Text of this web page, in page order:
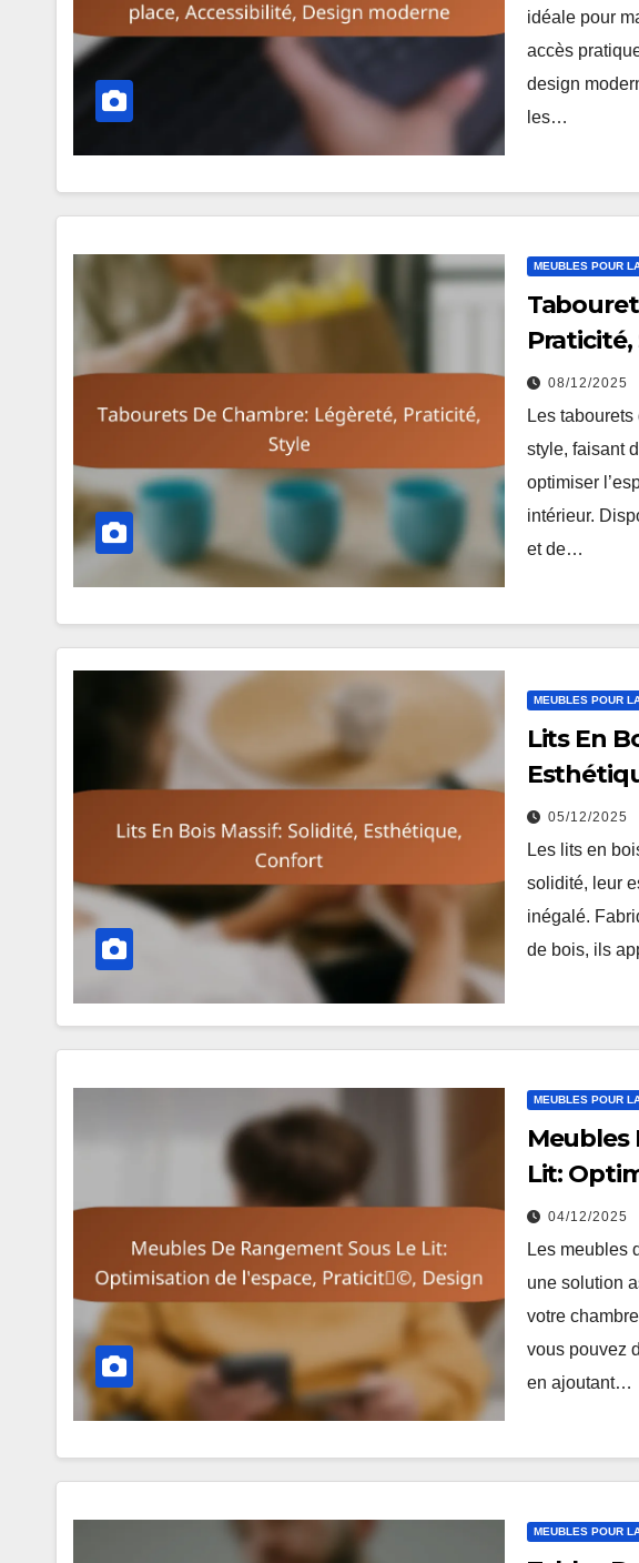
idéale pour
accès
design
les…
MEUBLES POUR
Praticité,
08/12/2025
Les
style, faisant
optimiser
intérieur.
et de…
MEUBLES POUR
Lits En
05/12/2025
Les lits en
solidité, leur
inégalé.
de bois, ils
MEUBLES POUR
Meubles
Lit:
Praticité,
04/12/2025
Les meubles
une solution
votre
vous pouvez
en ajoutant…
MEUBLES POUR